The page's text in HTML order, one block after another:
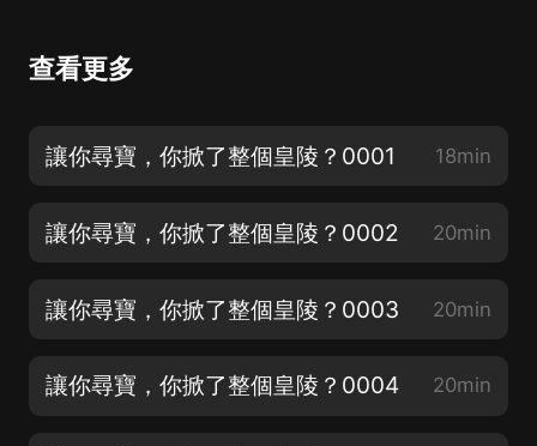
查看更多
讓你尋寶，你掀了整個皇陵？0001 18min
讓你尋寶，你掀了整個皇陵？0002 20min
讓你尋寶，你掀了整個皇陵？0003 20min
讓你尋寶，你掀了整個皇陵？0004 20min